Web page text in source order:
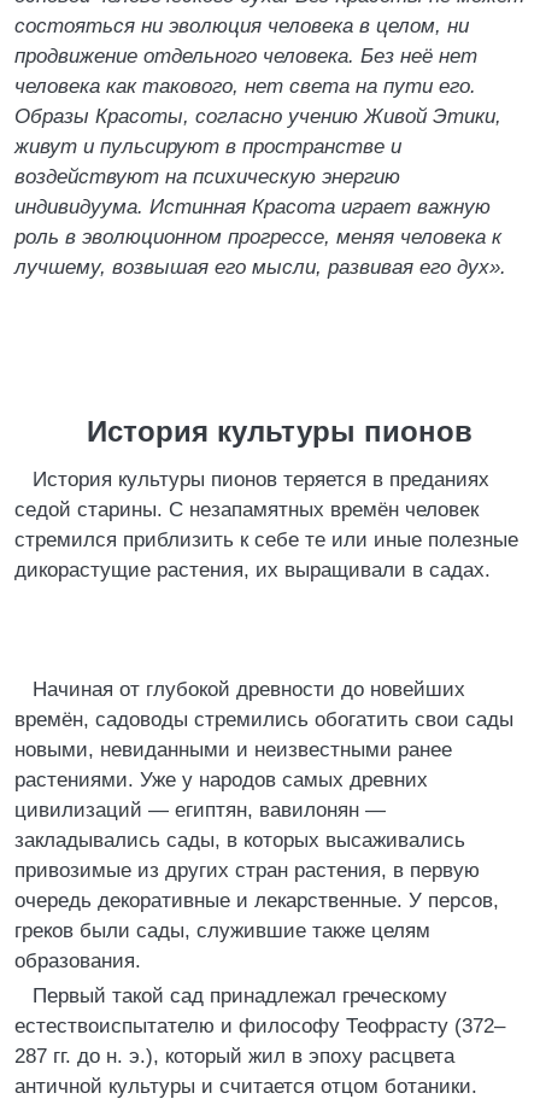
состояться ни эволюция человека в целом, ни
продвижение отдельного человека. Без неё нет
человека как такового, нет света на пути его.
Образы Красоты, согласно учению Живой Этики,
живут и пульсируют в пространстве и
воздействуют на психическую энергию
индивидуума. Истинная Красота играет важную
роль в эволюционном прогрессе, меняя человека к
лучшему, возвышая его мысли, развивая его дух».
История культуры пионов
История культуры пионов теряется в преданиях
седой старины. С незапамятных времён человек
стремился приблизить к себе те или иные полезные
дикорастущие растения, их выращивали в садах.
Начиная от глубокой древности до новейших
времён, садоводы стремились обогатить свои сады
новыми, невиданными и неизвестными ранее
растениями. Уже у народов самых древних
цивилизаций ― египтян, вавилонян ―
закладывались сады, в которых высаживались
привозимые из других стран растения, в первую
очередь декоративные и лекарственные. У персов,
греков были сады, служившие также целям
образования.
Первый такой сад принадлежал греческому
естествоиспытателю и философу Теофрасту (372–
287 гг. до н. э.), который жил в эпоху расцвета
античной культуры и считается отцом ботаники.